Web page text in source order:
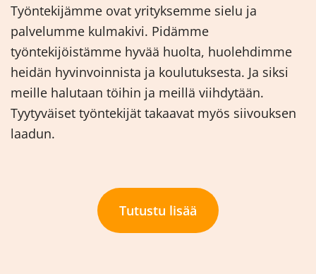
Työntekijämme ovat yrityksemme sielu ja
palvelumme kulmakivi. Pidämme
työntekijöistämme hyvää huolta, huolehdimme
heidän hyvinvoinnista ja koulutuksesta. Ja siksi
meille halutaan töihin ja meillä viihdytään.
Tyytyväiset työntekijät takaavat myös siivouksen
laadun.
Tutustu lisää